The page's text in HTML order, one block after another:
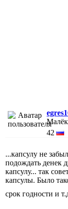
Малёк
42
...капсулу не
подождать денек
капсулу... так
капсулы. Было
срок годности и